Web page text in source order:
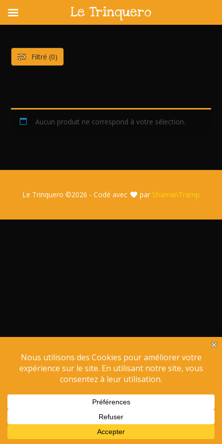
content
Aucun produit ne correspond à votre sélection.
Filtré (0)
Le Trinquero ©2026 - Codé avec par ShamanTramp
Le Trinquero